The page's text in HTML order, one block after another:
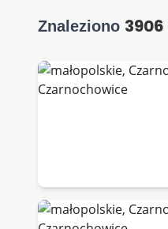
Znaleziono 3906